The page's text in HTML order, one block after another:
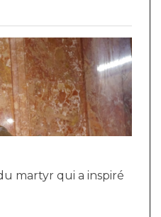
martyr qui a inspiré